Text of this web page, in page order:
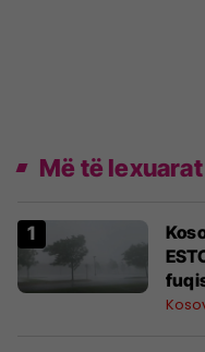
Më të lexuarat
forta